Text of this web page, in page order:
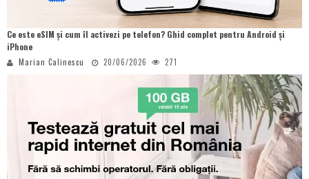
Ce este eSIM și cum îl activezi pe telefon? Ghid complet pentru Android și
iPhone
Marian Calinescu 20/06/2026 271